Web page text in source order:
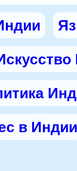
в Индии